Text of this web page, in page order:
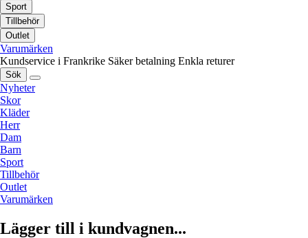
Sport
Tillbehör
Outlet
Varumärken
Kundservice i Frankrike Säker betalning Enkla returer
Sök
Nyheter
Skor
Kläder
Herr
Dam
Barn
Sport
Tillbehör
Outlet
Varumärken
Lägger till i kundvagnen...